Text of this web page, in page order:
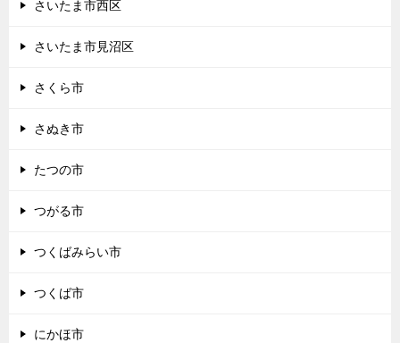
さいたま市西区
さいたま市見沼区
さくら市
さぬき市
たつの市
つがる市
つくばみらい市
つくば市
にかほ市